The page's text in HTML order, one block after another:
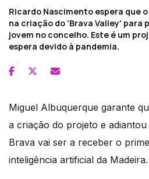
Ricardo Nascimento espera que
na criação do 'Brava Valley' para
jovem no concelho. Este é um
espera devido à pandemia.
Miguel Albuquerque garante
a criação do projeto e adiantou
Brava vai ser a receber o
inteligência artificial da Madeira.